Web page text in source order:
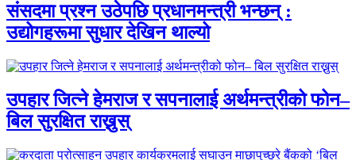
संसदमा प्रश्न उठेपछि प्रधानमन्त्री भन्छन् :
उद्योगहरूमा सुधार देखिन थाल्यो
उपहार जित्ने हेमराज र सपनालाई अर्थमन्त्रीको फोन–
बिल सुरक्षित राख्नुस्